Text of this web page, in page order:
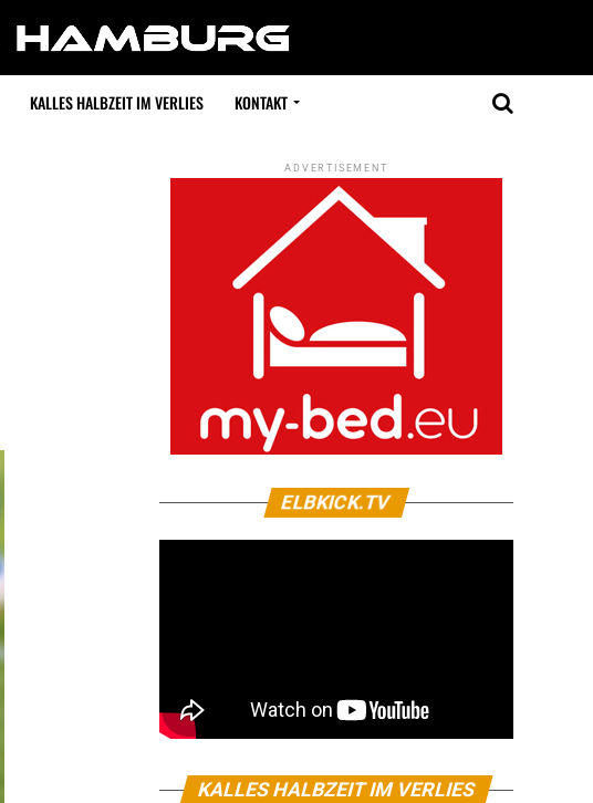
KALLES HALBZEIT IM VERLIES KONTAKT
ADVERTISEMENT
ELBKICK.TV
KALLES HALBZEIT IM VERLIES